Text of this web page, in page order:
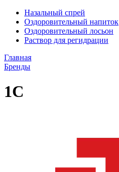
Назальный спрей
Оздоровительный напиток
Оздоровительный лосьон
Раствор для регидрации
Главная
Бренды
1С